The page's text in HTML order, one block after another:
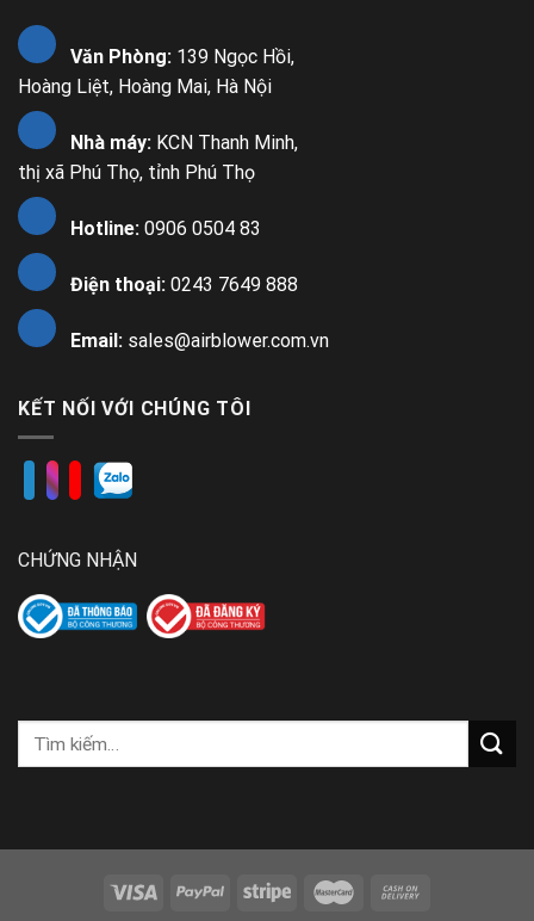
Văn Phòng: 139 Ngọc Hồi,
Hoàng Liệt, Hoàng Mai, Hà Nội
Nhà máy: KCN Thanh Minh,
thị xã Phú Thọ, tỉnh Phú Thọ
Hotline: 0906 0504 83
Điện thoại: 0243 7649 888
Email: sales@airblower.com.vn
KẾT NỐI VỚI CHÚNG TÔI
CHỨNG NHẬN